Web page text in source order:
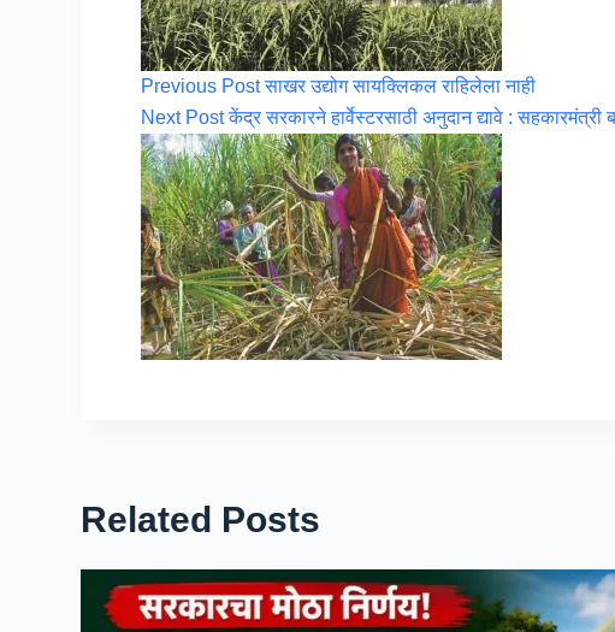
Previous Post साखर उद्योग सायक्लिकल राहिलेला नाही
Next Post केंद्र सरकारने हार्वेस्टरसाठी अनुदान द्यावे : सहकारमंत्री
Related Posts